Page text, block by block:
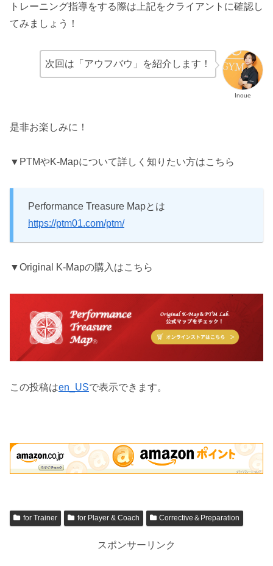
トレーニング指導をする際は上記をクライアントに確認し
てみましょう！
Inoue
次回は「アウフバウ」を紹介します！
是非お楽しみに！
▼PTMやK-Mapについて詳しく知りたい方はこちら
Performance Treasure Mapとは
https://ptm01.com/ptm/
▼Original K-Mapの購入はこちら
この投稿はen_USで表示できます。
for Trainer for Player & Coach Corrective＆Preparation
スポンサーリンク